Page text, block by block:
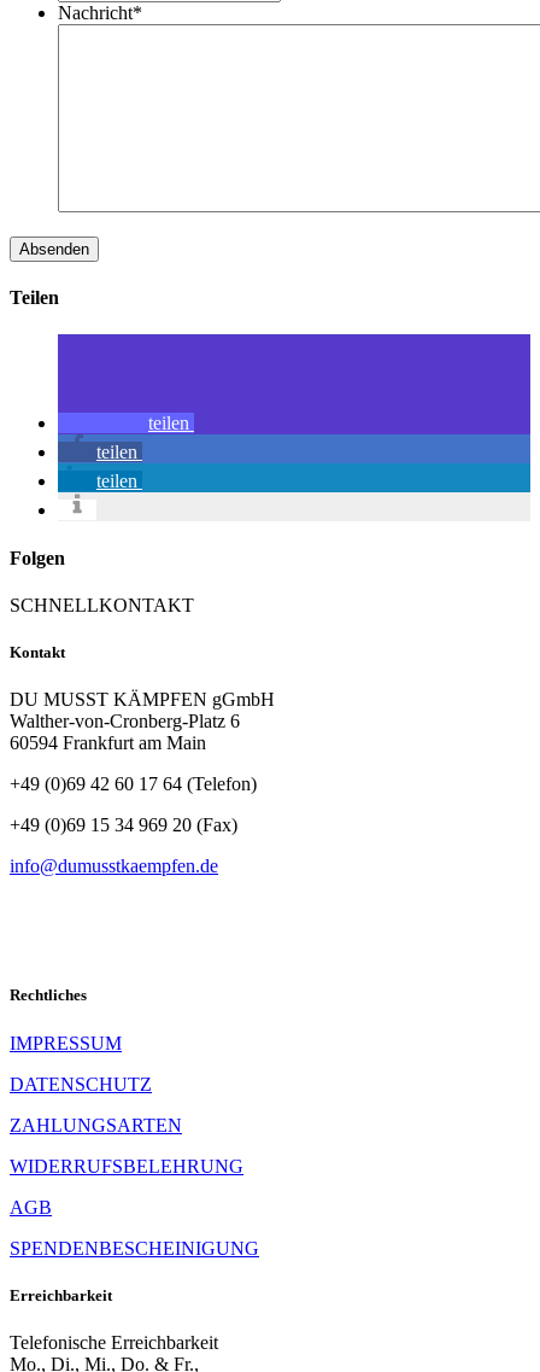
Nachricht*
Teilen
teilen
teilen
teilen
Folgen
SCHNELLKONTAKT
Kontakt
DU MUSST KÄMPFEN gGmbH
Walther-von-Cronberg-Platz 6
60594 Frankfurt am Main
+49 (0)69 42 60 17 64 (Telefon)
+49 (0)69 15 34 969 20 (Fax)
info@dumusstkaempfen.de
Rechtliches
IMPRESSUM
DATENSCHUTZ
ZAHLUNGSARTEN
WIDERRUFSBELEHRUNG
AGB
SPENDENBESCHEINIGUNG
Erreichbarkeit
Telefonische Erreichbarkeit
Mo., Di., Mi., Do. & Fr.,